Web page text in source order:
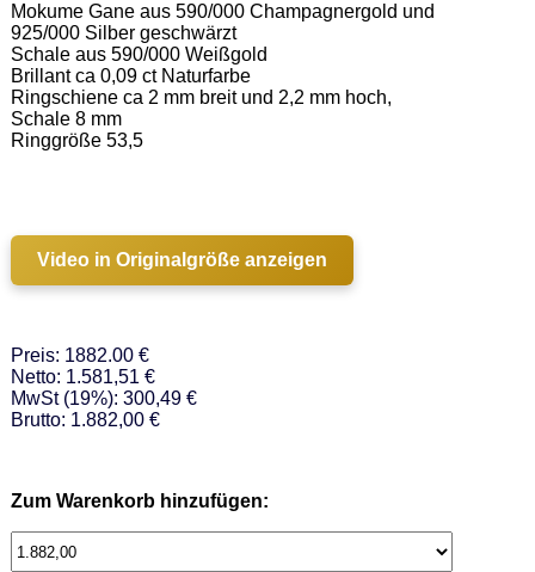
Mokume Gane aus 590/000 Champagnergold und
925/000 Silber geschwärzt
Schale aus 590/000 Weißgold
Brillant ca 0,09 ct Naturfarbe
Ringschiene ca 2 mm breit und 2,2 mm hoch,
Schale 8 mm
Ringgröße 53,5
Video in Originalgröße anzeigen
Preis: 1882.00 €
Netto: 1.581,51 €
MwSt (19%): 300,49 €
Brutto: 1.882,00 €
Zum Warenkorb hinzufügen: